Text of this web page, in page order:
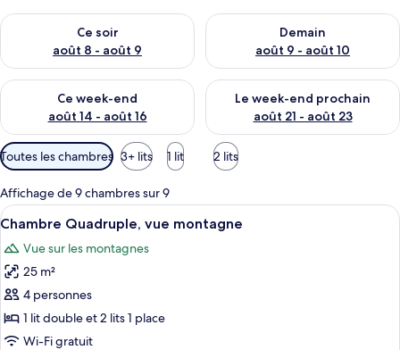
Ce soir
août 8 - août 9
Vérifier la disponibilité pour ce soir août 8 - août 9
Demain
août 9 - août 10
Vérifier la disponibilité pour
Ce week-end
août 14 - août 16
Vérifier la disponibilité pour ce week-end août 14 - août 16
Le week-end prochain
août 21 - août 23
Vérifier la disponibilité pour
Filtres
disponibles
pour
les
chambres
Toutes les chambres 3+ lits 1 lit 2 lits
Affichage de 9 chambres sur 9
Afficher
toutes
les
photos
pour
ce
type
Une chambre d’hôtel avec deux lits
3
Chambre Quadruple, vue montagne
Vue sur les montagnes
25 m²
4 personnes
1 lit double et 2 lits 1 place
Wi-Fi gratuit